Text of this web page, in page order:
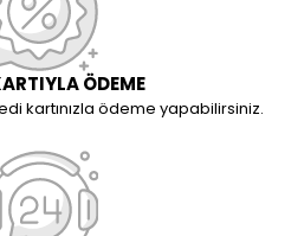
ÖDEME
kartınızla ödeme yapabilirsiniz.